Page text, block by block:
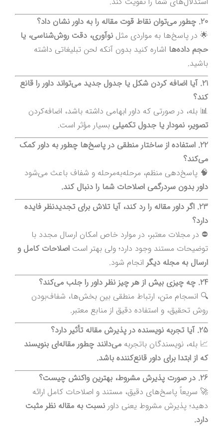
20. چطور می‌توان نقاط قوت مقاله را به داور نشان داد؟
🌟 در پاسخ‌ها به مواردی مثل نوآوری، دقت روش‌شناسی، یا
حجم داده‌ها اشاره کنید بدون آنکه لحن تبلیغاتی داشته
باشید.
21. آیا اضافه کردن شکل یا جدول جدید می‌تواند داور را قانع
کند؟
📊 بله، در صورتی که داور ابهامی داشته باشد، اضافه‌کردن
تصویر، نمودار یا جدول تکمیلی بسیار مؤثر است.
22. استفاده از ساختار منطقی در پاسخ‌ها چطور به داور کمک
می‌کند؟
🧠 پاسخ‌دهی منظم، مرحله‌به‌مرحله و شفاف باعث می‌شود
داور بدون سردرگمی اصلاحات شما را دنبال کند.
23. اگر داور مقاله را رد کند، آیا تلاش برای تجدیدنظر فایده
دارد؟
⛔ در مجلات معتبر، در موارد خاص امکان ارسال مجدد با
توضیحات مستند وجود دارد؛ ولی بهتر است اصلاحات کامل و
ارسال به مجله دیگر انجام شود.
24. چه چیزی بیش از هر چیز نظر داور را جلب می‌کند؟
🔍 انسجام متن، ارتباط منطقی بین بخش‌ها، شفاف‌بودن
روش تحقیق، و استفاده دقیق از منابع معتبر.
25. آیا تجربه نویسنده در پذیرش مقاله تأثیر دارد؟
📈 بله، نویسندگان باتجربه می‌دانند چطور مقاله‌ای بنویسند
که از ابتدا برای داور قانع‌کننده باشد.
26. در صورت پذیرش مشروط، بهترین واکنش چیست؟
🚀 سریعاً پاسخ‌های دقیق، مستند و اصلاحات کامل ارائه
دهید؛ پذیرش مشروط یعنی داور نسبت به مقاله نظر مثبت
دارد.